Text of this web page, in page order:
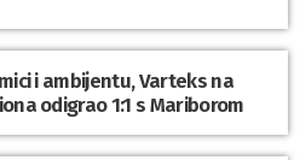
i ambijentu, Varteks na
odigrao 1:1 s Mariborom